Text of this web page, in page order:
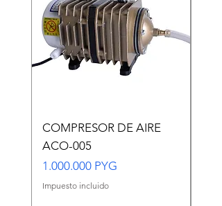
COMPRESOR DE AIRE
ACO-005
Precio
1.000.000 PYG
Impuesto incluido